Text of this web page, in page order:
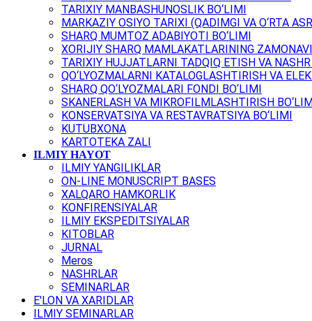
TARIXIY MANBASHUNOSLIK BO‘LIMI
MARKAZIY OSIYO TARIXI (QADIMGI VA O‘RTA
SHARQ MUMTOZ ADABIYOTI BO‘LIMI
XORIJIY SHARQ MAMLAKATLARINING
TARIXIY HUJJATLARNI TADQIQ ETISH VA
QO‘LYOZMALARNI KATALOGLASHTIRISH VA
SHARQ QO‘LYOZMALARI FONDI BO‘LIMI
SKANERLASH VA MIKROFILMLASHTIRISH
KONSERVATSIYA VA RESTAVRATSIYA BO‘LIMI
KUTUBXONA
KARTOTEKA ZALI
ILMIY HAYOT
ILMIY YANGILIKLAR
ON-LINE MONUSCRIPT BASES
XALQARO HAMKORLIK
KONFIRENSIYALAR
ILMIY EKSPEDITSIYALAR
KITOBLAR
JURNAL
Meros
NASHRLAR
SEMINARLAR
E'LON VA XARIDLAR
ILMIY SEMINARLAR